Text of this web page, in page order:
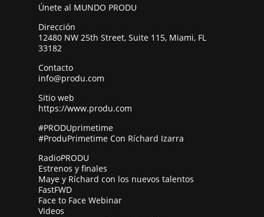
Únete al MUNDO PRODU
Dirección
12480 NW 25th Street, Suite 115, Miami, FL
33182
Contacto
info@produ.com
Sitio web
https://www.produ.com
#PRODUprimetime
#ProduPrimetime Con Ríchard Izarra
RadioPRODU
Estrenos y finales
Maye y Ríchard con los nuevos talentos
FastFWD
Face to Face Webinar
Videos